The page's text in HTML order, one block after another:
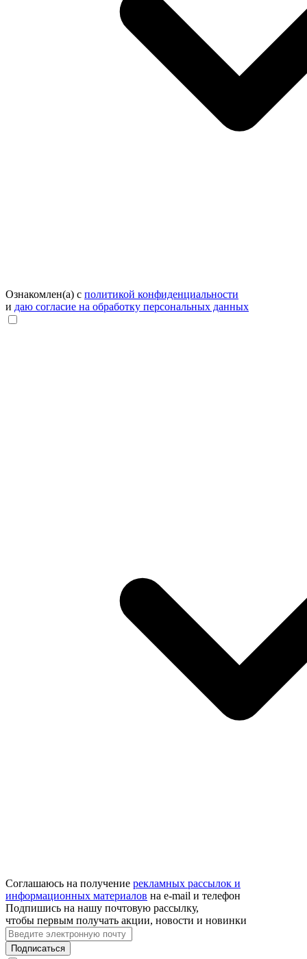
Ознакомлен(а) с политикой конфиденциальности
и даю согласие на обработку персональных данных
Соглашаюсь на получение рекламных рассылок и
информационных материалов на e‑mail и телефон
Подпишись на нашу почтовую рассылку,
чтобы первым получать акции, новости и новинки
Подписаться